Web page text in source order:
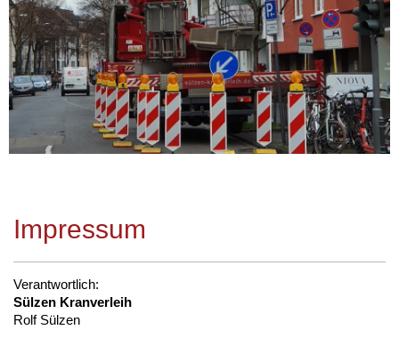
Impressum
Verantwortlich:
Sülzen Kranverleih
Rolf Sülzen